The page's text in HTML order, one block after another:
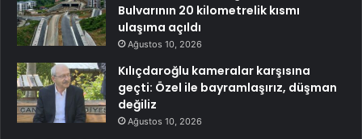
Bulvarının 20 kilometrelik kısmı
ulaşıma açıldı
Ağustos 10, 2026
Kılıçdaroğlu kameralar karşısına
geçti: Özel ile bayramlaşırız, düşman
değiliz
Ağustos 10, 2026